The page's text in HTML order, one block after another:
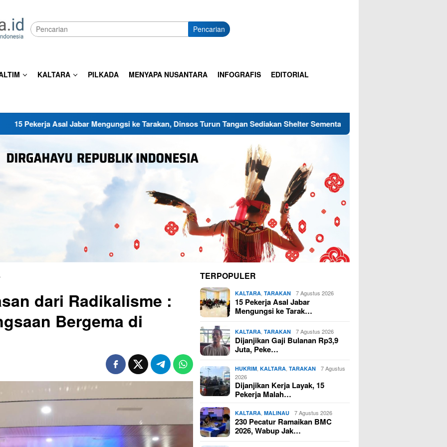
Pencarian
KALTARA PILKADA MENYAPA NUSANTARA INFOGRAFIS EDITORIAL
Jabar Mengungsi ke Tarakan, Dinsos Turun Tangan Sediakan Shelter Sementara Dijanjikan Gaji Bulanan Rp3,9 Juta,
dari Radikalisme :
Bergema di
TERPOPULER
KALTARA ,TARAKAN 7 Agustus 2026
15 Pekerja Asal Jabar
Mengungsi ke Tarak…
KALTARA ,TARAKAN 7 Agustus 2026
Dijanjikan Gaji Bulanan Rp3,9
Juta, Peke…
HUKRIM ,KALTARA ,TARAKAN
7 Agustus
2026
Dijanjikan Kerja Layak, 15
Pekerja Malah…
KALTARA ,MALINAU 7 Agustus 2026
230 Pecatur Ramaikan BMC
2026, Wabup Jak…